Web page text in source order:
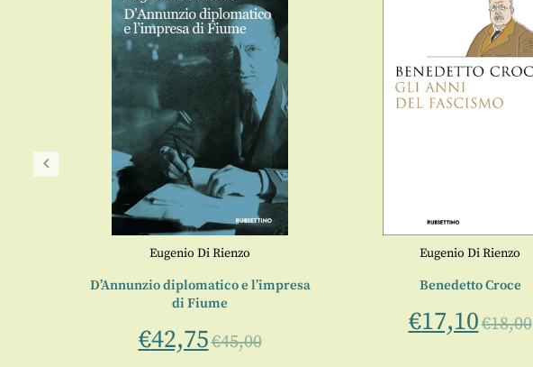
Eugenio Di Rienzo
D’Annunzio diplomatico e l’impresa
di Fiume
€42,75€45,00
Eugenio Di Rienzo
Benedetto Croce
€17,10€18,00